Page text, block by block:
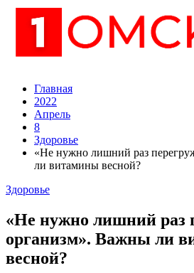
Главная
2022
Апрель
8
Здоровье
«Не нужно лишний раз
ли витамины весной?
Здоровье
«Не нужно лишний раз
организм». Важны ли
весной?